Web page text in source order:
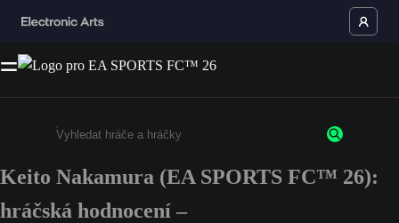
Enter a minimum of 3 characters or numbers
Keito Nakamura (EA SPORTS FC™ 26):
hráčská hodnocení –